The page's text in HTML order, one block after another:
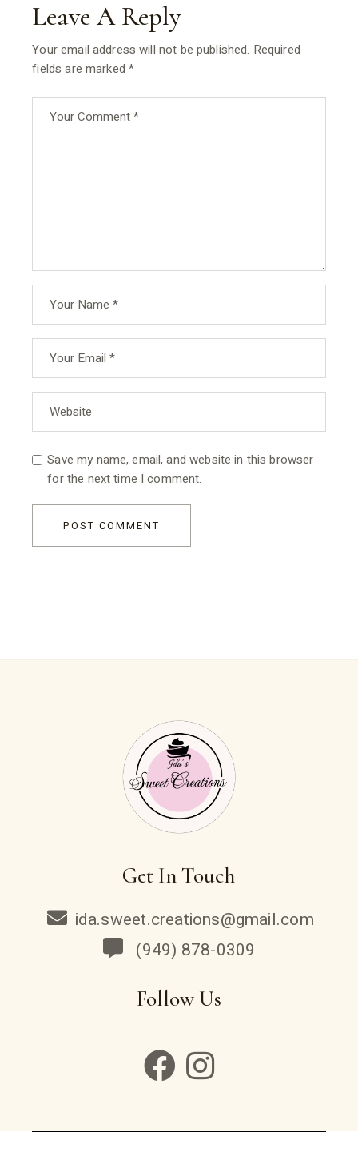
Leave A Reply
Your email address will not be published. Required
fields are marked*
Save my name, email, and website in this browser
for the next time I comment.
POST COMMENT
Get In Touch
ida.sweet.creations@gmail.com
(949) 878-0309
Follow Us